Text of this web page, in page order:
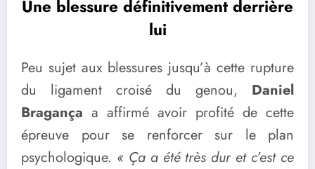
Une blessure définitivement derrière
lui
Peu sujet aux blessures jusqu’à cette rupture
du ligament croisé du genou, Daniel
Bragança a affirmé avoir profité de cette
épreuve pour se renforcer sur le plan
psychologique. « Ça a été très dur et c’est ce